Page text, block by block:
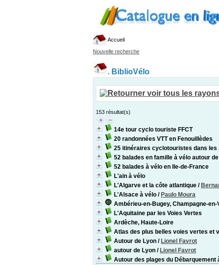
Accueil
Nouvelle recherche
. BiblioVélo
153 résultat(s)
14e tour cyclo touriste FFCT
20 randonnées VTT en Fenouillèdes
25 itinéraires cyclotouristes dans les
52 balades en famille à vélo autour
52 balades à vélo en Ile-de-France
L'ain à vélo
L'Algarve et la côte atlantique /
L'Alsace à vélo / Paulo Moura
Ambérieu-en-Bugey, Champagne-
L'Aquitaine par les Voies Vertes
Ardèche, Haute-Loire
Atlas des plus belles voies vertes et
Autour de Lyon / Lionel Favrot
autour de Lyon / Lionel Favrot
Autour des plages du Débarquement